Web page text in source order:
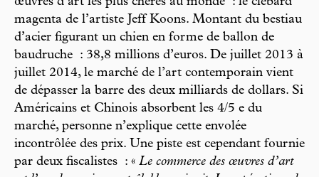
magenta de l’artiste Jeff Koons. Montant du bestiau
d’acier figurant un chien en forme de ballon de
baudruche : 38,8 millions d’euros. De juillet 2013 à
juillet 2014, le marché de l’art contemporain vient
de dépasser la barre des deux milliards de dollars. Si
Américains et Chinois absorbent les 4/5 e du
marché, personne n’explique cette envolée
incontrôlée des prix. Une piste est cependant fournie
par deux fiscalistes : « Le commerce des œuvres d’art